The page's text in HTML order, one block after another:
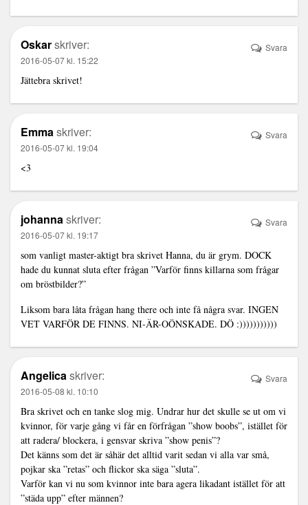
Oskarskriver:
2016-05-07 kl. 15:22
Jättebra skrivet!
Svara
Emmaskriver:
2016-05-07 kl. 19:04
<3
Svara
johannaskriver:
2016-05-07 kl. 19:17
som vanligt master-aktigt bra skrivet Hanna, du är grym. DOCK
hade du kunnat sluta efter frågan ”Varför finns killarna som frågar
om bröstbilder?”
Liksom bara låta frågan hang there och inte få några svar. INGEN
VET VARFÖR DE FINNS. NI-ÄR-OÖNSKADE. DÖ :)))))))))))
Svara
Angelicaskriver:
2016-05-08 kl. 10:10
Bra skrivet och en tanke slog mig. Undrar hur det skulle se ut om vi
kvinnor, för varje gång vi får en förfrågan ”show boobs”, istället för
att radera/ blockera, i gensvar skriva ”show penis”?
Det känns som det är såhär det alltid varit sedan vi alla var små,
pojkar ska ”retas” och flickor ska säga ”sluta”.
Varför kan vi nu som kvinnor inte bara agera likadant istället för att
”städa upp” efter männen?
Svara